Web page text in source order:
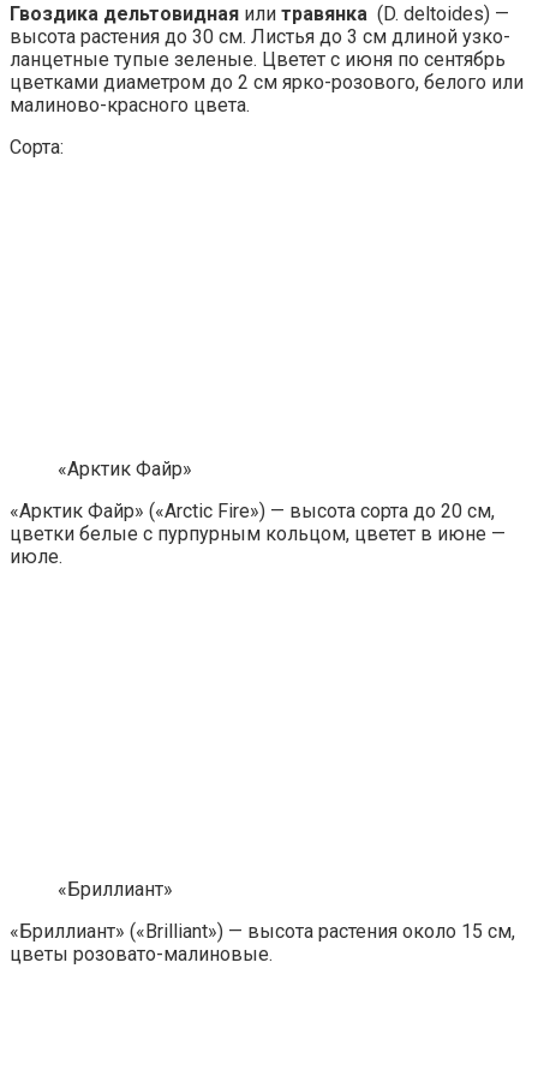
Гвоздика дельтовидная или травянка (D. deltoides) —
высота растения до 30 см. Листья до 3 см длиной узко-
ланцетные тупые зеленые. Цветет с июня по сентябрь
цветками диаметром до 2 см ярко-розового, белого или
малиново-красного цвета.
Сорта:
«Арктик Файр»
«Арктик Файр» («Arctic Fire») — высота сорта до 20 см,
цветки белые с пурпурным кольцом, цветет в июне —
июле.
«Бриллиант»
«Бриллиант» («Brilliant») — высота растения около 15 см,
цветы розовато-малиновые.